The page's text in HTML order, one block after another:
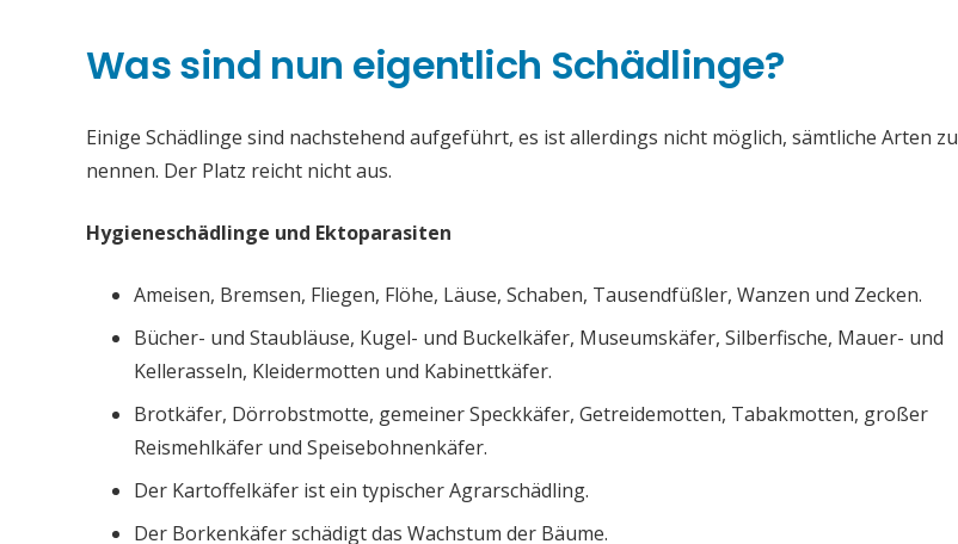
Was sind nun eigentlich Schädlinge?
Einige Schädlinge sind nachstehend aufgeführt, es ist allerdings nicht möglich, sämtliche Arten zu
nennen. Der Platz reicht nicht aus.
Hygieneschädlinge und Ektoparasiten
Ameisen, Bremsen, Fliegen, Flöhe, Läuse, Schaben, Tausendfüßler, Wanzen und Zecken.
Bücher- und Staubläuse, Kugel- und Buckelkäfer, Museumskäfer, Silberfische, Mauer- und
Kellerasseln, Kleidermotten und Kabinettkäfer.
Brotkäfer, Dörrobstmotte, gemeiner Speckkäfer, Getreidemotten, Tabakmotten, großer
Reismehlkäfer und Speisebohnenkäfer.
Der Kartoffelkäfer ist ein typischer Agrarschädling.
Der Borkenkäfer schädigt das Wachstum der Bäume.